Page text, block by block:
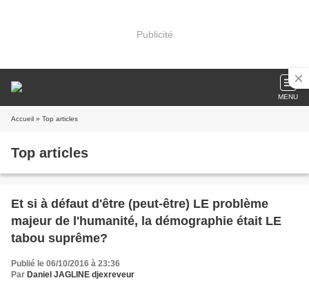
Publicité
MENU
Accueil » Top articles
Top articles
Et si à défaut d'être (peut-être) LE problème
majeur de l'humanité, la démographie était LE
tabou suprême?
Publié le 06/10/2016 à 23:36
Par Daniel JAGLINE djexreveur